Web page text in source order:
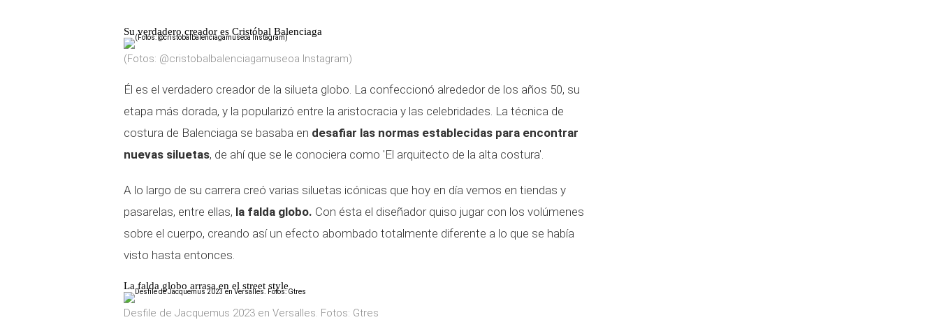
Su verdadero creador es Cristóbal Balenciaga
(Fotos: @cristobalbalenciagamuseoa Instagram)
Él es el verdadero creador de la silueta globo. La confeccionó alrededor de los años 50, su
etapa más dorada, y la popularizó entre la aristocracia y las celebridades. La técnica de
costura de Balenciaga se basaba en desafiar las normas establecidas para encontrar
nuevas siluetas, de ahí que se le conociera como 'El arquitecto de la alta costura'.
A lo largo de su carrera creó varias siluetas icónicas que hoy en día vemos en tiendas y
pasarelas, entre ellas, la falda globo. Con ésta el diseñador quiso jugar con los volúmenes
sobre el cuerpo, creando así un efecto abombado totalmente diferente a lo que se había
visto hasta entonces.
La falda globo arrasa en el street style
Desfile de Jacquemus 2023 en Versalles. Fotos: Gtres